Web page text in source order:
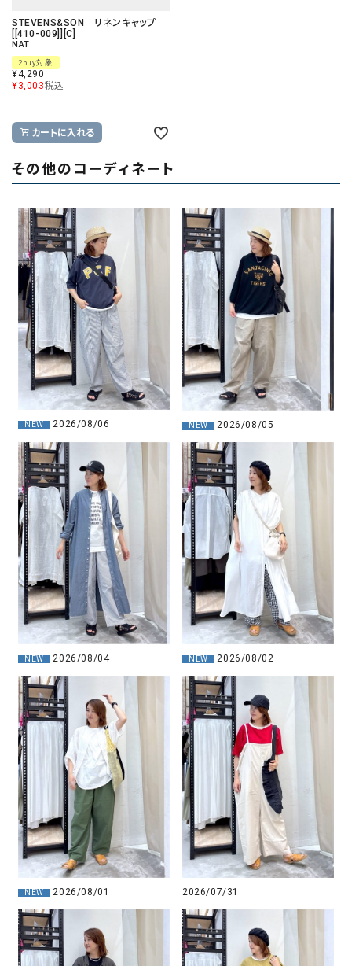
STEVENS&SON｜リネンキャップ
[[410-009]][C]
NAT
2buy対象
¥4,290
¥3,003税込
カートに入れる
その他のコーディネート
NEW 2026/08/06 NEW 2026/08/05
NEW 2026/08/04 NEW 2026/08/02
NEW 2026/08/01 2026/07/31